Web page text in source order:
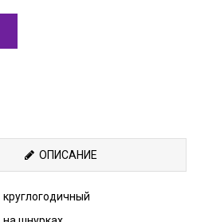
ОПИСАНИЕ
круглогодичный